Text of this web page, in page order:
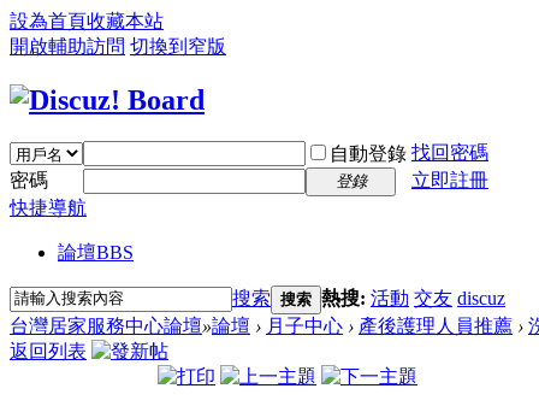
設為首頁收藏本站
開啟輔助訪問 切換到窄版
自動登錄 找回密碼
密碼
登錄
立即註冊
快捷導航
論壇BBS
搜索 搜索 熱搜: 活動 交友 discuz
台灣居家服務中心論壇»論壇 › 月子中心 › 產後護理人員推薦 ›
返回列表